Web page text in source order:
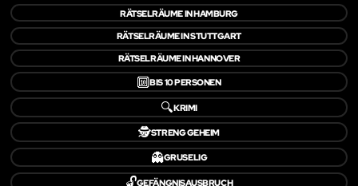
RÄTSELRÄUME IN HAMBURG
RÄTSELRÄUME IN STUTTGART
RÄTSELRÄUME IN HANNOVER
🔟BIS 10 PERSONEN
🔍KRIMI
🕵️STRENG GEHEIM
👻GRUSELIG
🔓GEFÄNGNISAUSBRUCH